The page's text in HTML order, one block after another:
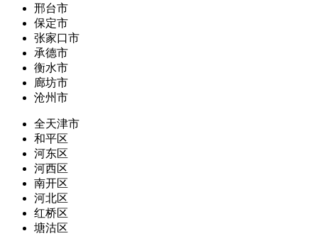
邢台市
保定市
张家口市
承德市
衡水市
廊坊市
沧州市
全天津市
和平区
河东区
河西区
南开区
河北区
红桥区
塘沽区